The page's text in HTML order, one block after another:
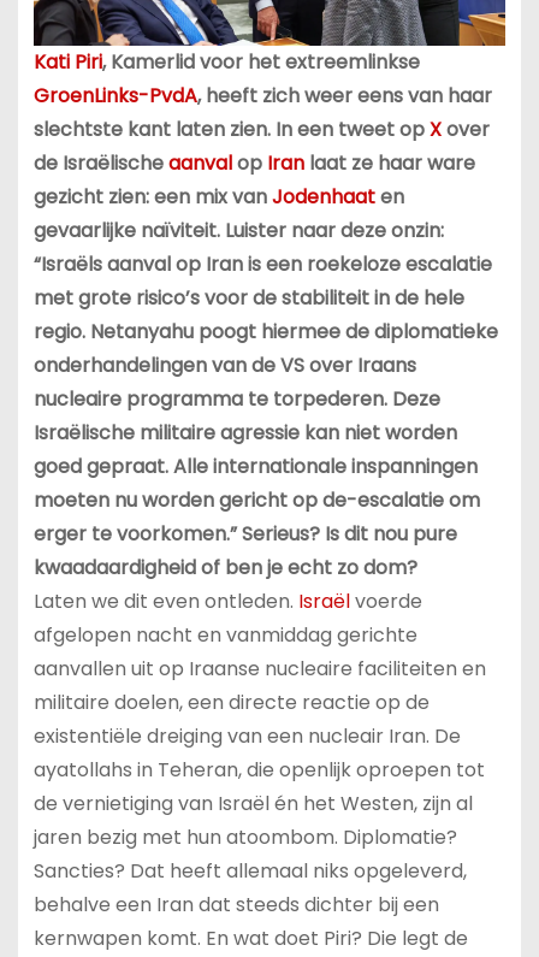
Kati Piri, Kamerlid voor het extreemlinkse
GroenLinks-PvdA, heeft zich weer eens van haar
slechtste kant laten zien. In een tweet opXover
de Israëlischeaanvalop Iranlaat ze haar ware
gezicht zien: een mix vanJodenhaaten
gevaarlijke naïviteit. Luister naar deze onzin:
“Israëls aanval op Iran is een roekeloze escalatie
met grote risico’s voor de stabiliteit in de hele
regio. Netanyahu poogt hiermee de diplomatieke
onderhandelingen van de VS over Iraans
nucleaire programma te torpederen. Deze
Israëlische militaire agressie kan niet worden
goed gepraat. Alle internationale inspanningen
moeten nu worden gericht op de-escalatie om
erger te voorkomen.” Serieus? Is dit nou pure
kwaadaardigheid of ben je echt zo dom?
Laten we dit even ontleden. Israëlvoerde
afgelopen nacht en vanmiddag gerichte
aanvallen uit op Iraanse nucleaire faciliteiten en
militaire doelen, een directe reactie op de
existentiële dreiging van een nucleair Iran. De
ayatollahs in Teheran, die openlijk oproepen tot
de vernietiging van Israël én het Westen, zijn al
jaren bezig met hun atoombom. Diplomatie?
Sancties? Dat heeft allemaal niks opgeleverd,
behalve een Iran dat steeds dichter bij een
kernwapen komt. En wat doet Piri? Die legt de